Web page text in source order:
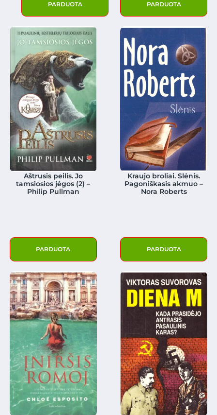
PARDUOTA PARDUOTA
Aštrusis peilis. Jo
tamsiosios jėgos (2) –
Philip Pullman
PARDUOTA
Kraujo broliai. Slėnis.
Pagoniškasis akmuo –
Nora Roberts
PARDUOTA